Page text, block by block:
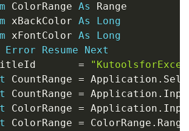
ColorRange As Range
xBackColor As
Long
xFontColor As
Long
Error Resume
Next
=
CountRange = Application .
CountRange = Application .
ColorRange = Application .
ColorRange = ColorRange . Range